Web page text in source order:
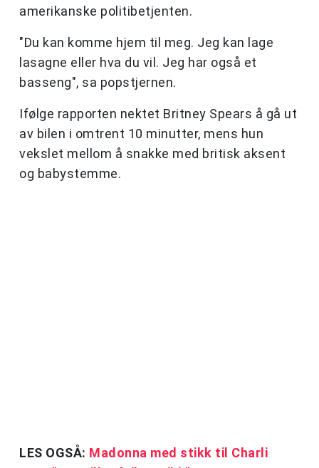
amerikanske politibetjenten.
"Du kan komme hjem til meg. Jeg kan lage
lasagne eller hva du vil. Jeg har også et
basseng", sa popstjernen.
Ifølge rapporten nektet Britney Spears å gå ut
av bilen i omtrent 10 minutter, mens hun
vekslet mellom å snakke med britisk aksent
og babystemme.
LES OGSÅ: Madonna med stikk til Charli